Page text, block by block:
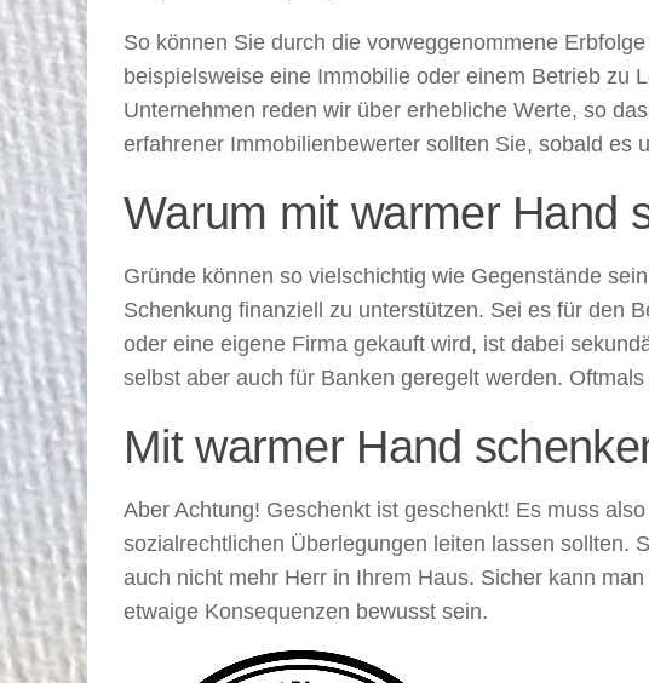
So können Sie durch die vorweggenommene
beispielsweise eine Immobilie oder einem Betrieb zu
Unternehmen reden wir über erhebliche Werte, so
erfahrener Immobilienbewerter sollten Sie, sobald es
Warum mit warmer Hand
Gründe können so vielschichtig wie Gegenstände
Schenkung finanziell zu unterstützen. Sei es für den
oder eine eigene Firma gekauft wird, ist dabei
selbst aber auch für Banken geregelt werden.
Mit warmer Hand
Aber Achtung! Geschenkt ist geschenkt! Es muss
sozialrechtlichen Überlegungen leiten lassen sollten.
auch nicht mehr Herr in Ihrem Haus. Sicher kann
etwaige Konsequenzen bewusst sein.